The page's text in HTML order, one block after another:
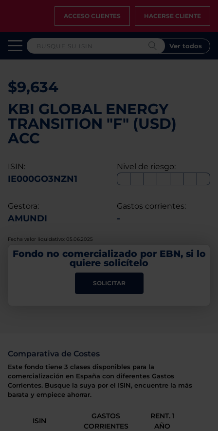
ACCESO CLIENTES HACERSE CLIENTE
Ver todos
$9,634
KBI GLOBAL ENERGY
TRANSITION "F" (USD)
ACC
ISIN:
IE000GO3NZN1
Nivel de riesgo:
Gestora:
AMUNDI
Gastos corrientes:
-
Fecha valor liquidativo: 05.06.2025
Fondo no comercializado por EBN, si lo
quiere solicítelo
SOLICITAR
Comparativa de Costes
Este fondo tiene 3 clases disponibles para la
comercialización en España con diferentes Gastos
Corrientes. Busque la suya por el ISIN, encuentre la más
barata y empiece ahorrar.
ISIN
GASTOS
CORRIENTES
RENT. 1
AÑO